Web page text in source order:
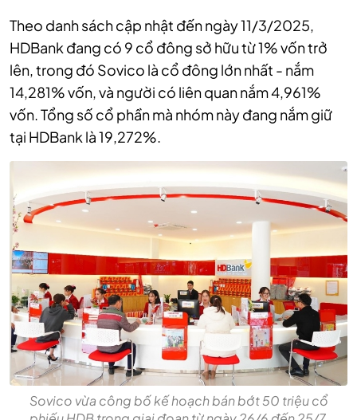
Theo danh sách cập nhật đến ngày 11/3/2025,
HDBank đang có 9 cổ đông sở hữu từ 1% vốn trở
lên, trong đó Sovico là cổ đông lớn nhất - nắm
14,281% vốn, và người có liên quan nắm 4,961%
vốn. Tổng số cổ phần mà nhóm này đang nắm giữ
tại HDBank là 19,272%.
Sovico vừa công bố kế hoạch bán bớt 50 triệu cổ